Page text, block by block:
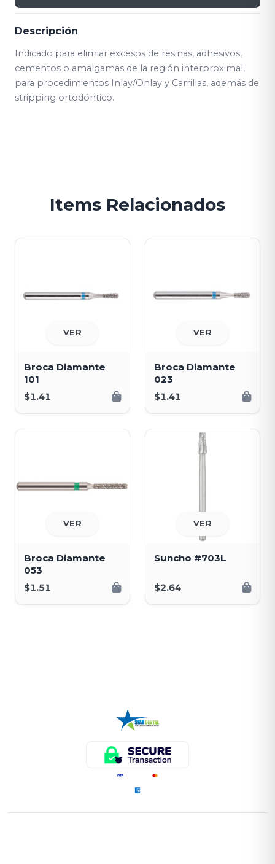
Descripción
Indicado para elimiar excesos de resinas, adhesivos,
cementos o amalgamas de la región interproximal,
para procedimientos Inlay/Onlay y Carrillas, además de
stripping ortodóntico.
Items Relacionados
VER
Broca Diamante
101
$1.41
VER
Broca Diamante
023
$1.41
VER
Broca Diamante
053
$1.51
VER
Suncho #703L
$2.64